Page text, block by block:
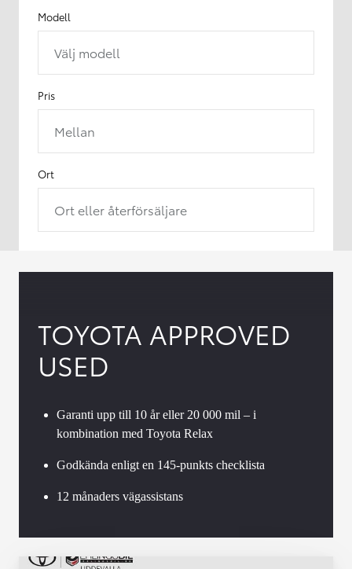
Modell
Välj modell
Pris
Mellan
Ort
Ort eller återförsäljare
TOYOTA APPROVED
USED
Garanti upp till 10 år eller 20 000 mil – i
kombination med Toyota Relax
Godkända enligt en 145-punkts checklista
12 månaders vägassistans